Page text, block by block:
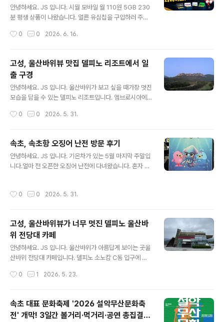
손에 넣기 72 레벨은 언제 달성하게 될까요?
안녕하세요. JS 입니다. 시월 모바일 월 110원 5GB 230
분 평생 상품이 나왔습니다. 얼른 유심칩을 구입하러 주변
인할 수 있습니다.2개 구입! 성공 유심이 없으면, 가입이 불
용하고, 6월 16일 개통 완료 조건입니다. 가입을 진행합니
다.보유 유심 인증 진행가입을 진행합니다. 개인 인증 및 가
입 정보를 입력하고, 희망 선호를 선택하면 완료됩니다.실
프 개통 진행은 시간이 좀 걸려 진행되었습니다.희망 번호
입력 후 가입이 완료되었습니다. 이제 월 110원으로 평생
0 0 2026. 6. 16.
고성, 울산바위뷰 맛집 델피노 리조트에서 일
출 구경
안녕하세요. JS 입니다. 울산바위가 보고 싶을 때가장 멋진
모습을 담을 수 있는 델피노 리조트입니다. 엠브로시아에
시간은 오전 5시 10분 ~ 20분 일출의 모습을 보면서, 반
노 리조트입니다.여긴 뷰~ 맛집, 아니 멋진 뷰 리조트라 해
야 할 거 같아요.오전 5시부터 많은 분들이 나와서 일찍 사
진을 담아 봤습니다.오늘따라 왜 이리 바람이 많이 부는지..
일출 시작 전 고요한 속초가 한눈에 내려다 보입니다.사람
않고도 이런 멋진 모습을 볼 수 있다니, 정말 멋진 리조트입
0 0 2026. 5. 31.
속초, 속초항 오징어 난전 방문 후기
안녕하세요. JS 입니다. 기온차가 있는 5월 마지막 주말입
니다.얼마 전 오픈한 오징어 난전에 다녀왔습니다. 혼자 가
숙회도 맛있을 거 같고... 오징어 난전 주변으로 차량이 많
9호, 11호어디가 좋냐? 묻지 마세요.제가 가는 곳은 여기
번호가 없답니다.그리고 어딜 가나 동일한 가격이라 더 좋
다 안 좋다가 없어요.그냥 사장님의 말투가 평가를 결정하
는 거 아닐까 싶어요. 어느 호에 가나 오징어회는 같습니다.
원일 1..
0 0 2026. 5. 31.
고성, 울산바위뷰가 너무 멋진 델피노 울산바
위 전당대 카페
안녕하세요. JS 입니다. 울산바위가 아름답게 보이는 곳울
산바위 전당대 카페입니다. 델피노 소노캄 C동 입구에 위
토성면 미시령옛길 1153 전망대에 올라가 뷰를 감사합니
려 봅니다. 어떠세요?구름이 걸려 있는 우산바위산신령이
내려와 덕담을 나누고 있는 모습니다. 저 멀리 구름이 다가
0 1 2026. 5. 23.
속초 대표 문화축제 '2026 설악무산문화축
전' 개막! 3일간 볼거리·먹거리·공연 총집결 +